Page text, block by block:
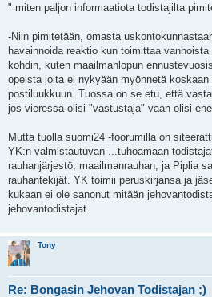
t
" miten paljon informaatiota todistajilta
-Niin pimitetään, omasta
havainnoida reaktio kun toimittaa
kohdin, kuten maailmanlopun
opeista joita ei nykyään myönnetä
postiluukkuun. Tuossa on se etu, että
jos vieressä olisi "vastustaja" vaan olisi
Mutta tuolla suomi24 -foorumilla on
YK:n valmistautuvan ...tuhoamaan
rauhanjärjestö, maailmanrauhan, ja Piplia
rauhantekijät. YK toimii peruskirjansa ja
kukaan ei ole sanonut mitään
jehovantodistajat.
Tony
Re: Bongasin Jehovan Todistajan ;)